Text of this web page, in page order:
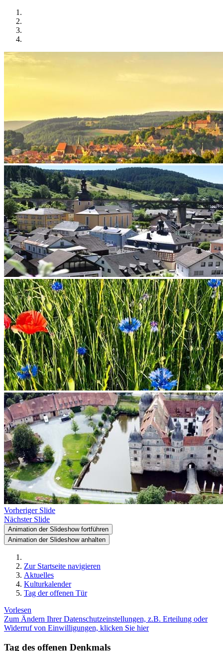
Vorheriger Slide
Nächster Slide
Animation der Slideshow fortführen
Animation der Slideshow anhalten
Zur Startseite navigieren
Aktuelles
Kulturkalender
Tag der offenen Tür
Vorlesen
Zum Ändern Ihrer Datenschutzeinstellungen, z.B. Erteilung oder
Widerruf von Einwilligungen, klicken Sie hier
Tag des offenen Denkmals